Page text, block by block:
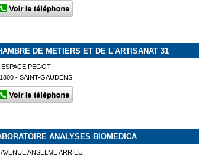
DE METIERS ET DE L'ARTISANAT 31
ESPACE PEGOT
- SAINT-GAUDENS
ANALYSES BIOMEDICA
AVENUE ANSELME ARRIEU